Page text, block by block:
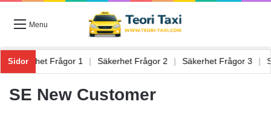
Menu
Sidor
| Säkerhet Frågor 1 | Säkerhet Frågor 2 | Säkerhet Frågor 3 |
SE New Customer